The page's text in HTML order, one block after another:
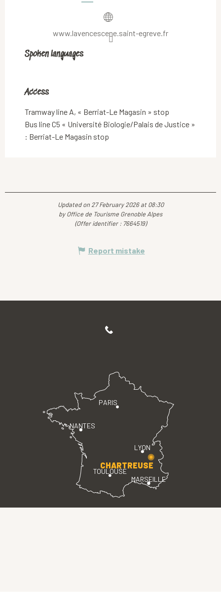
www.lavencescene.saint-egreve.fr
Spoken languages
Spoken languages
Access
Access
Tramway line A, « Berriat-Le Magasin » stop
Bus line C5 « Université Biologie/Palais de Justice »
: Berriat-Le Magasin stop
Updated on 27 February 2026 at 08:30
by Office de Tourisme Grenoble Alpes
(Offer identifier : 7664519)
Report mistake
PARIS
LYON
TOULOUSE
MARSEILLE
NANTES
CHARTREUSE